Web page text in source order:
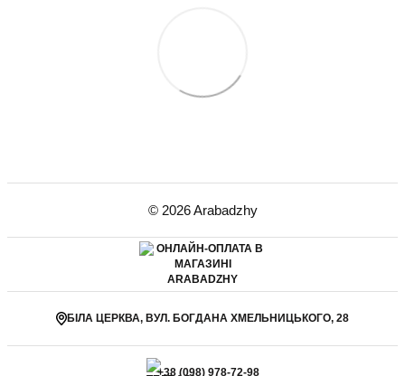
© 2026 Arabadzhy
БІЛА ЦЕРКВА, ВУЛ. БОГДАНА ХМЕЛЬНИЦЬКОГО, 28
+38 (098) 978-72-98